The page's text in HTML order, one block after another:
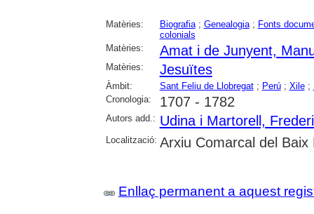
Matèries: Biografia; Genealogia; Fonts
colonials
Matèries:
Amat i de Junyent,
Matèries: Jesuïtes
Àmbit: Sant Feliu de Llobregat; Perú; Xile;
Cronologia:
1707 - 1782
Autors add.: Udina i Martorell,
Localització: Arxiu Comarcal del Baix
Enllaç permanent a aquest